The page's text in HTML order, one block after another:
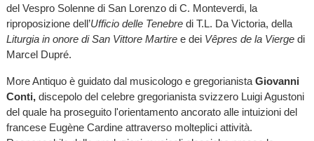
del Vespro Solenne di San Lorenzo di C. Monteverdi, la
riproposizione dell’Ufficio delle Tenebre di T.L. Da Victoria, della
Liturgia in onore di San Vittore Martire e dei Vêpres de la Vierge di
Marcel Dupré.
More Antiquo è guidato dal musicologo e gregorianista Giovanni
Conti, discepolo del celebre gregorianista svizzero Luigi Agustoni
del quale ha proseguito l'orientamento ancorato alle intuizioni del
francese Eugène Cardine attraverso molteplici attività.